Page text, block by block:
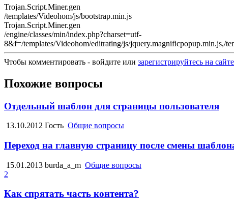
Trojan.Script.Miner.gen
/templates/Videohom/js/bootstrap.min.js
Trojan.Script.Miner.gen
/engine/classes/min/index.php?charset=utf-
8&f=/templates/Videohom/editrating/js/jquery.magnificpopup.min.js,/
Чтобы комментировать - войдите или зарегистрируйтесь на сайте
Похожие вопросы
Отдельный шаблон для страницы пользователя
13.10.2012 Гость Общие вопросы
Переход на главную страницу после смены
15.01.2013 burda_a_m Общие вопросы
2
Как спрятать часть контента?